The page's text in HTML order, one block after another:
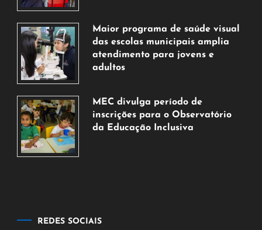
de
agosto
de
2026
Maior programa de saúde visual
das escolas municipais amplia
atendimento para jovens e
adultos
de
agosto
de
MEC divulga período de
inscrições para o Observatório
da Educação Inclusiva
REDES SOCIAIS